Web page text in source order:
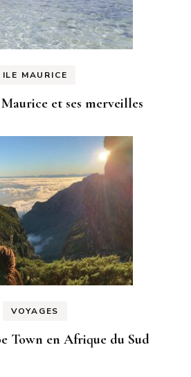
ILE MAURICE
Maurice et ses merveilles
VOYAGES
Town en Afrique du Sud